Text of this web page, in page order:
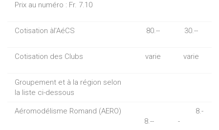
Prix au numéro : Fr. 7.10
Cotisation àl’AéCS 80.-- 30.--
Cotisation des Clubs varie varie
Groupement et à la région selon
la liste ci-dessous
Aéromodélisme Romand (AERO)
8.--
8.-
-